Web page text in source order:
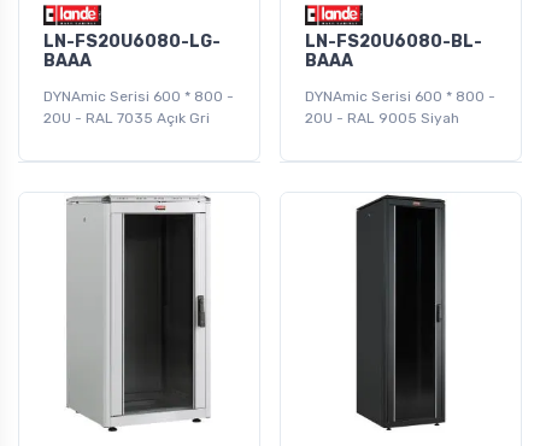
LN-FS20U6080-LG-
BAAA
DYNAmic Serisi 600 * 800 -
20U - RAL 7035 Açık Gri
LN-FS20U6080-BL-
BAAA
DYNAmic Serisi 600 * 800 -
20U - RAL 9005 Siyah